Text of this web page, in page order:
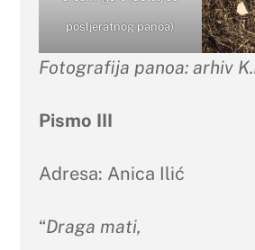
posljeratnog panoa)
Fotografija panoa: arhiv
Pismo III
Adresa: Anica Ilić
“Draga mati,